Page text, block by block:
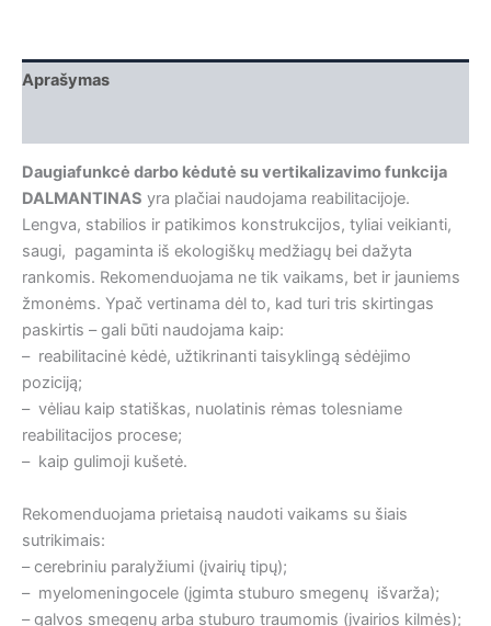
Aprašymas
Daugiafunkcė darbo kėdutė su vertikalizavimo funkcija
DALMANTINAS yra plačiai naudojama reabilitacijoje.
Lengva, stabilios ir patikimos konstrukcijos, tyliai veikianti,
saugi, pagaminta iš ekologiškų medžiagų bei dažyta
rankomis. Rekomenduojama ne tik vaikams, bet ir jauniems
žmonėms. Ypač vertinama dėl to, kad turi tris skirtingas
paskirtis – gali būti naudojama kaip:
– reabilitacinė kėdė, užtikrinanti taisyklingą sėdėjimo
poziciją;
– vėliau kaip statiškas, nuolatinis rėmas tolesniame
reabilitacijos procese;
– kaip gulimoji kušetė.
Rekomenduojama prietaisą naudoti vaikams su šiais
sutrikimais:
– cerebriniu paralyžiumi (įvairių tipų);
– myelomeningocele (įgimta stuburo smegenų išvarža);
– galvos smegenų arba stuburo traumomis (įvairios kilmės);